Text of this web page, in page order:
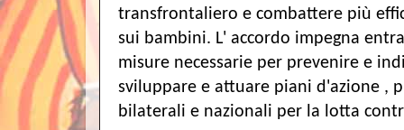
transfrontaliero e combattere più
sui bambini. L' accordo impegna
misure necessarie per prevenire e
sviluppare e attuare piani d'azione ,
bilaterali e nazionali per la lotta